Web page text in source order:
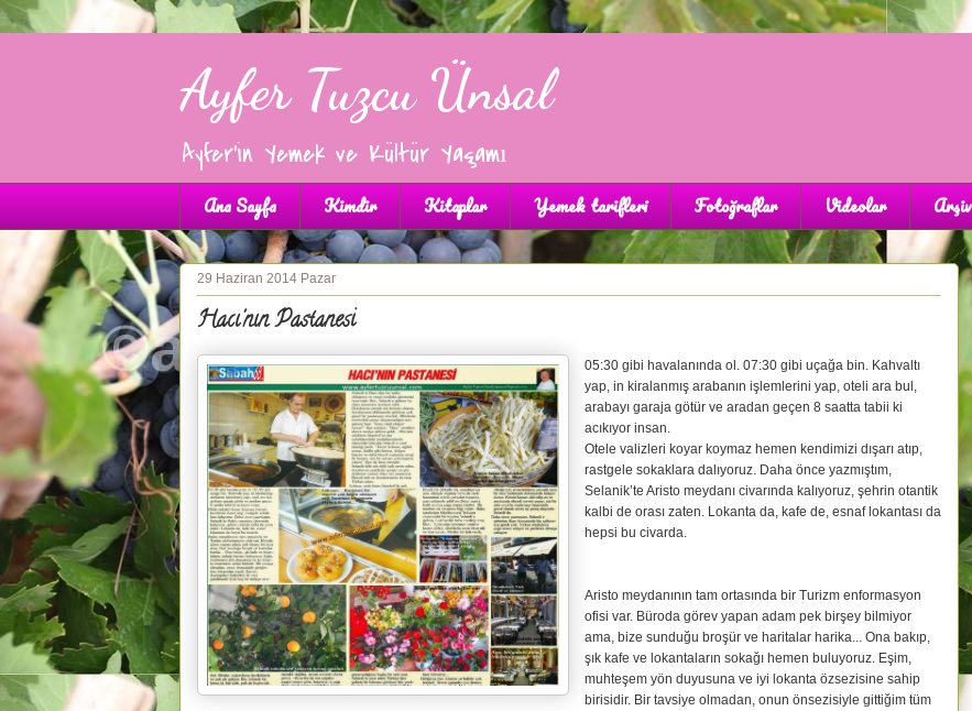
Ayfer Tuzcu Ünsal
Ayfer'in Yemek ve Kültür Yaşamı
Ana Sayfa Kimdir Kitaplar Yemek tarifleri Fotoğraflar Videolar Arşiv
29 Haziran 2014 Pazar
Hacı'nın Pastanesi
05:30 gibi havalanında ol. 07:30 gibi uçağa bin. Kahvaltı
yap, in kiralanmış arabanın işlemlerini yap, oteli ara bul,
arabayı garaja götür ve aradan geçen 8 saatta tabii ki
acıkıyor insan.
Otele valizleri koyar koymaz hemen kendimizi dışarı atıp,
rastgele sokaklara dalıyoruz. Daha önce yazmıştım,
Selanik’te Aristo meydanı civarında kalıyoruz, şehrin otantik
kalbi de orası zaten. Lokanta da, kafe de, esnaf lokantası da
hepsi bu civarda.
Aristo meydanının tam ortasında bir Turizm enformasyon
ofisi var. Büroda görev yapan adam pek birşey bilmiyor
ama, bize sunduğu broşür ve haritalar harika... Ona bakıp,
şık kafe ve lokantaların sokağı hemen buluyoruz. Eşim,
muhteşem yön duyusuna ve iyi lokanta özsezisine sahip
birisidir. Bir tavsiye olmadan, onun önsezisiyle gittiğim tüm